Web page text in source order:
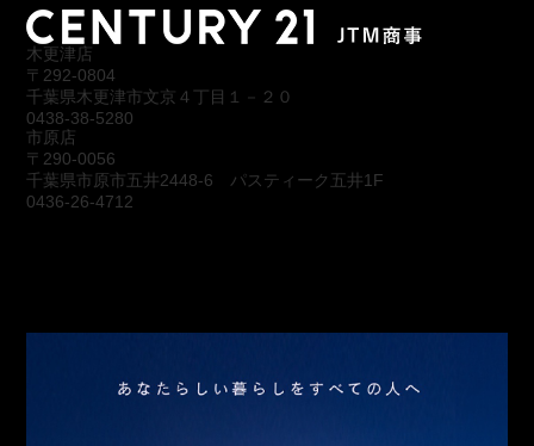
木更津店
〒292-0804
千葉県木更津市文京４丁目１－２０
0438-38-5280
市原店
〒290-0056
千葉県市原市五井2448-6 パスティーク五井1F
0436-26-4712